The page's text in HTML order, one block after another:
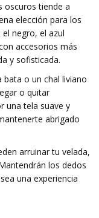
oscuros tiende a
elección para los
negro, el azul
accesorios más
y sofisticada.
bata o un chal liviano
o quitar
una tela suave y
abrigado
arruinar tu velada,
los dedos
una experiencia